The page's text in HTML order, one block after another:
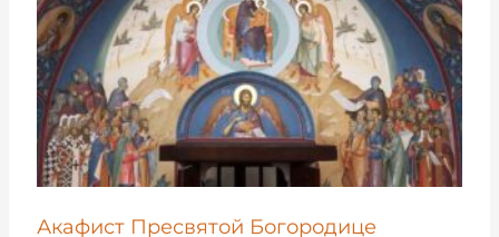
Акафист Пресвятой Богородице